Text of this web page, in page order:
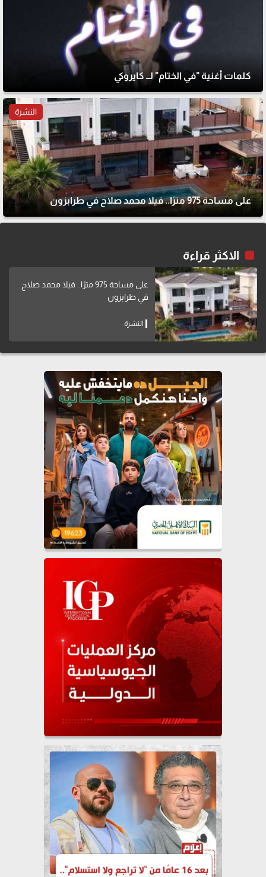
كلمات أغنية "في الختام" لــ كايروكي
النشرة
على مساحة 975 مترًا.. فيلا محمد صلاح في طرابزون
الاكثر قراءة
على مساحة 975 مترًا.. فيلا محمد صلاح
في طرابزون
النشرة